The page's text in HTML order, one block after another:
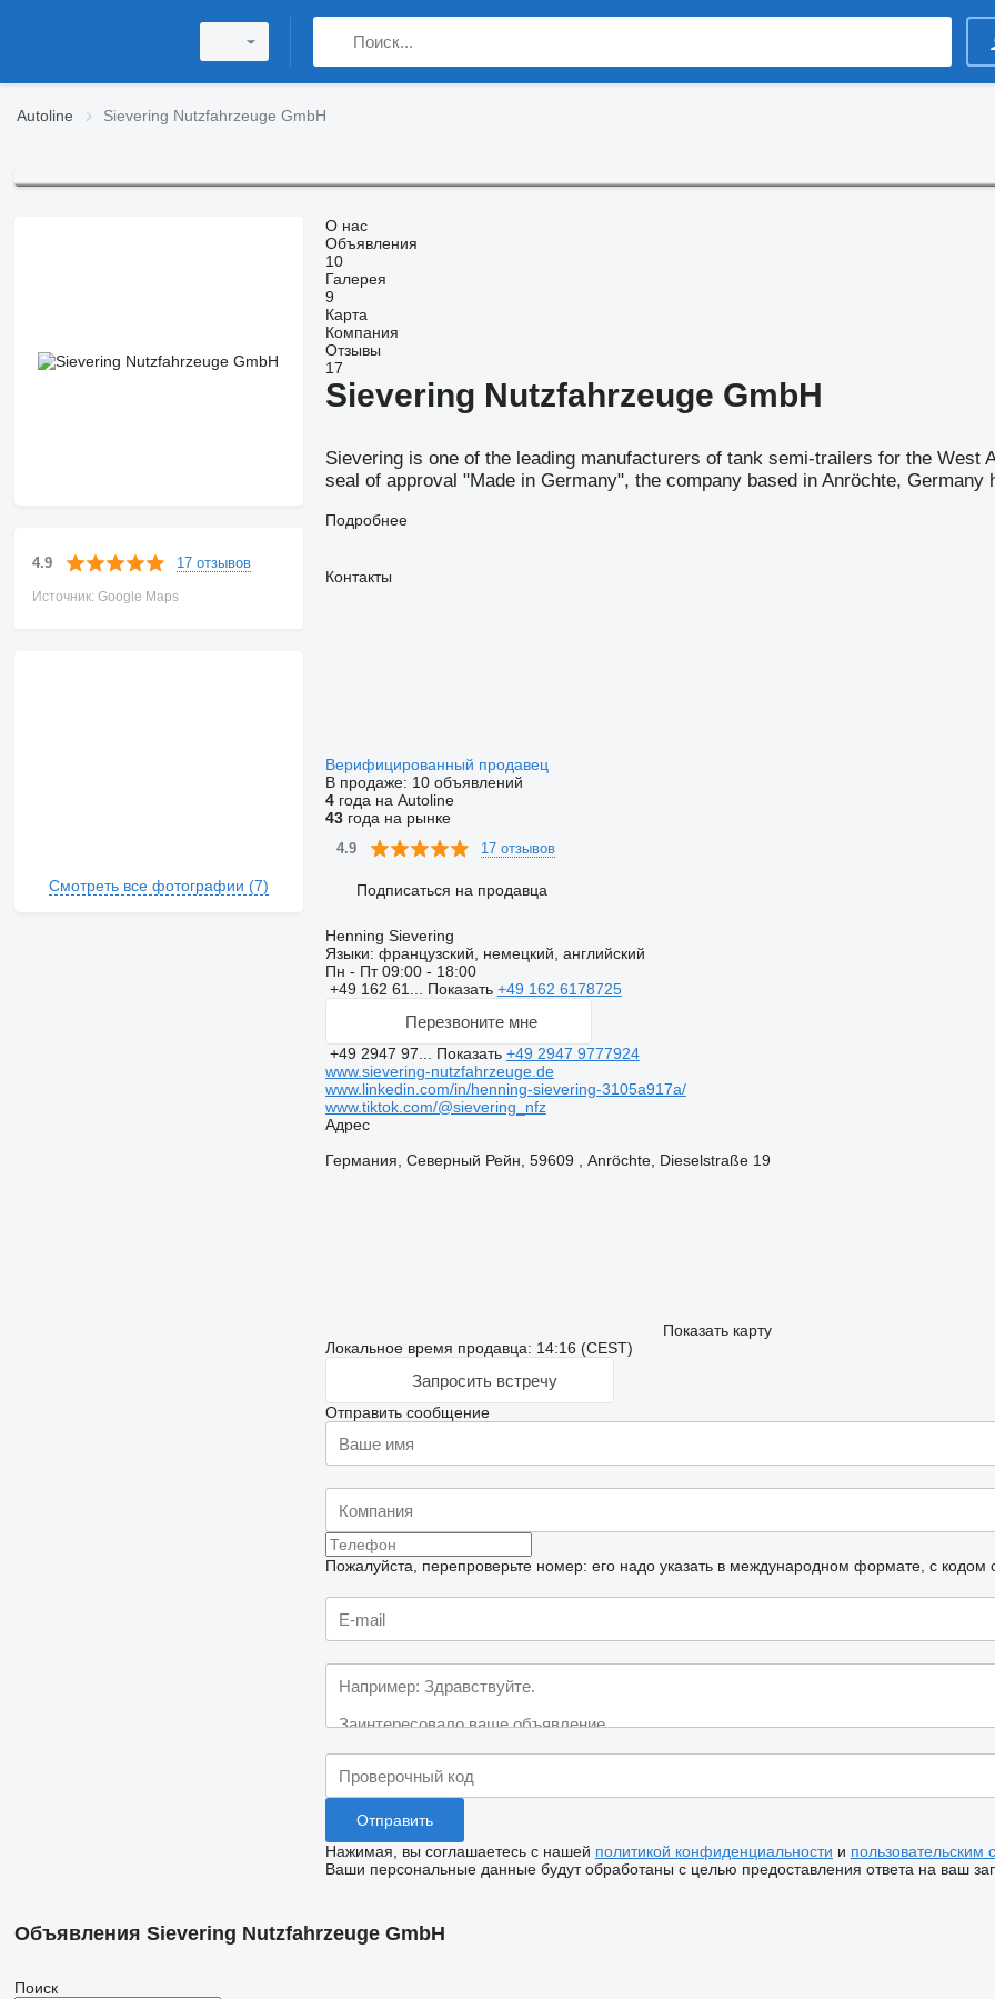
Autoline Sievering Nutzfahrzeuge GmbH
4.9 17 отзывов
Источник: Google Maps
Смотреть все фотографии (7)
О нас
Объявления
10
Галерея
9
Карта
Компания
Отзывы
17
Sievering Nutzfahrzeuge GmbH
Sievering is one of the leading manufacturers of tank semi-trailers for the West
seal of approval "Made in Germany", the company based in Anröchte,
Подробнее
Контакты
Верифицированный продавец
В продаже: 10 объявлений
4года на Autoline
43года на рынке
4.9 17 отзывов
Подписаться на продавца
Henning Sievering
Языки: французский, немецкий, английский
Пн - Пт09:00 - 18:00
+49 162 61... Показать +49 162 6178725
Перезвоните мне
+49 2947 97... Показать +49 2947 9777924
www.sievering-nutzfahrzeuge.de
www.linkedin.com/in/henning-sievering-3105a917a/
www.tiktok.com/@sievering_nfz
Адрес
Германия, Северный Рейн, 59609 , Anröchte, Dieselstraße 19
Показать карту
Локальное время продавца: 14:16 (CEST)
Запросить встречу
Отправить сообщение
Пожалуйста, перепроверьте номер: его надо указать в международном формате, с кодом
Нажимая, вы соглашаетесь с нашей политикой конфиденциальности и пользовательским
Ваши персональные данные будут обработаны с целью предоставления ответа на ваш
Объявления Sievering Nutzfahrzeuge GmbH
Поиск